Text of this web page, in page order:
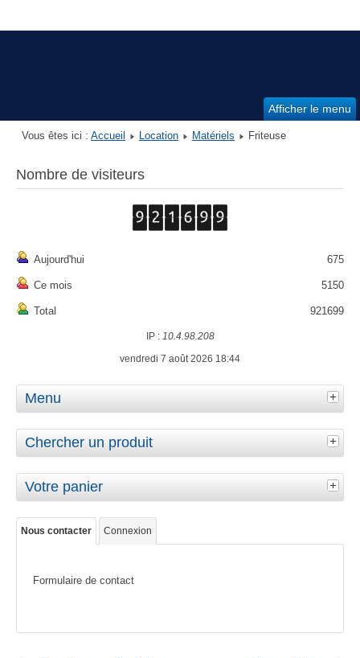
Afficher le menu
Vous êtes ici : Accueil Location Matériels Friteuse
Nombre de visiteurs
Aujourd'hui 675
Ce mois 5150
Total 921699
IP : 10.4.98.208
vendredi 7 août 2026 18:44
Menu
Chercher un produit
Votre panier
Nous contacter Connexion
Formulaire de contact